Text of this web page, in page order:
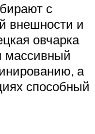
с
внешности и
овчарка
массивный
а
способный